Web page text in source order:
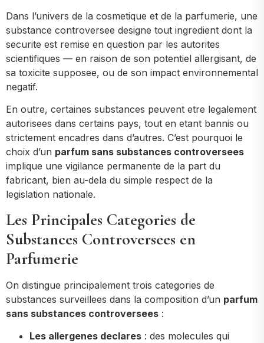
Dans l’univers de la cosmetique et de la parfumerie, une
substance controversee designe tout ingredient dont la
securite est remise en question par les autorites
scientifiques — en raison de son potentiel allergisant, de
sa toxicite supposee, ou de son impact environnemental
negatif.
En outre, certaines substances peuvent etre legalement
autorisees dans certains pays, tout en etant bannis ou
strictement encadres dans d’autres. C’est pourquoi le
choix d’un parfum sans substances controversees
implique une vigilance permanente de la part du
fabricant, bien au-dela du simple respect de la
legislation nationale.
Les Principales Categories de
Substances Controversees en
Parfumerie
On distingue principalement trois categories de
substances surveillees dans la composition d’un parfum
sans substances controversees :
Les allergenes declares : des molecules qui